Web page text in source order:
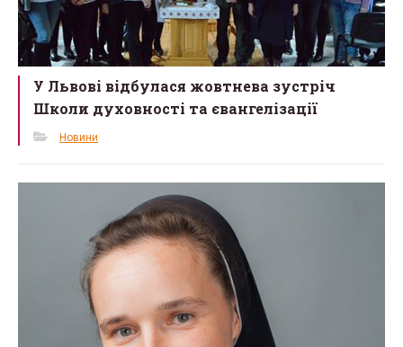
У Львові відбулася жовтнева зустріч
Школи духовності та євангелізації
Новини